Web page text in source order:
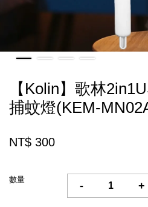
【Kolin】歌林
捕蚊燈(KEM-
NT$ 300
數量
- +